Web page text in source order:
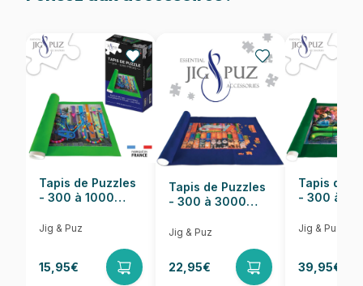
EAN 3663384600616
Nombre de pièces 1000 pièces
Dimensions 68 x 48 cm
Tapis de Puzzles
- 300 à 1000
Jig & Puz
15,95€
Tapis de Puzzles
- 300 à 3000
Jig & Puz
22,95€
Tapis de
- 300 à
Jig & Puz
39,95€